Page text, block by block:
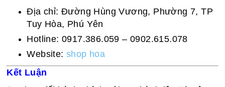
Địa chỉ: Đường Hùng Vương, Phường 7, TP
Tuy Hòa, Phú Yên
Hotline: 0917.386.059 – 0902.615.078
Website:shop hoa
Kết Luận